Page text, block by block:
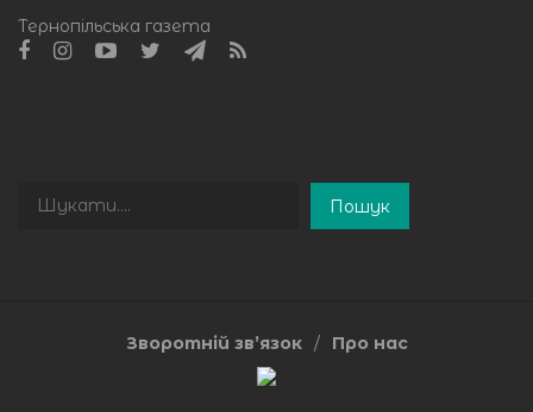
Тернопільська газета
Пошук
Пошук
Зворотній зв’язок Про нас